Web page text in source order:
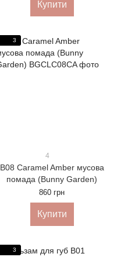
Купити
3
4
B08 Caramel Amber мусова
помада (Bunny Garden)
860 грн
Купити
3